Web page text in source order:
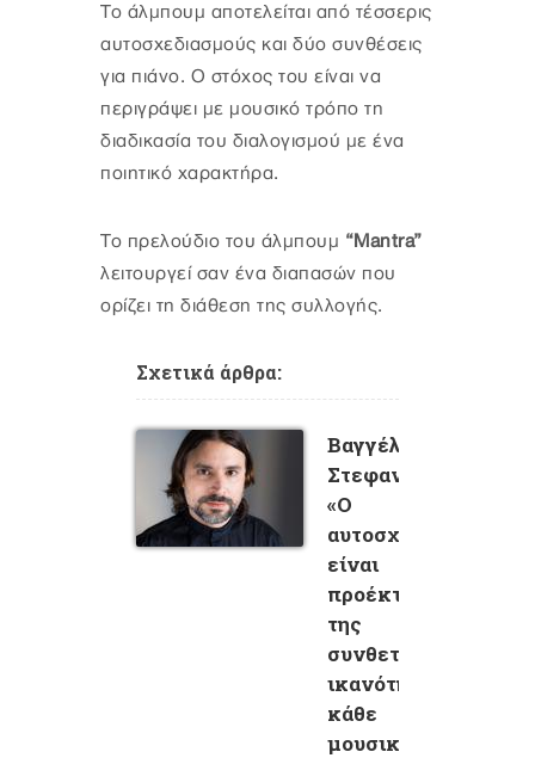
Το άλμπουμ αποτελείται από τέσσερις
αυτοσχεδιασμούς και δύο συνθέσεις
για πιάνο. Ο στόχος του είναι να
περιγράψει με μουσικό τρόπο τη
διαδικασία του διαλογισμού με ένα
ποιητικό χαρακτήρα.
Το πρελούδιο του άλμπουμ “Mantra”
λειτουργεί σαν ένα διαπασών που
ορίζει τη διάθεση της συλλογής.
Σχετικά άρθρα:
Bαγγέλης
Στεφανόπουλος:
«O
αυτοσχεδιασμός
είναι
προέκταση
της
συνθετικής
ικανότητας
κάθε
μουσικού»